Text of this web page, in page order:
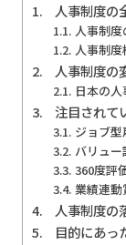
人事制度の
人事制
人事制
人事制度の
日本の
注目されて
ジョブ型
バリュー
360度評
業績連動
人事制度の
目的にあっ